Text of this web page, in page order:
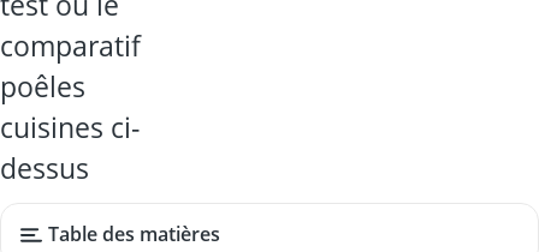
comparatif
poêles
cuisines ci-
dessus
Table des matières